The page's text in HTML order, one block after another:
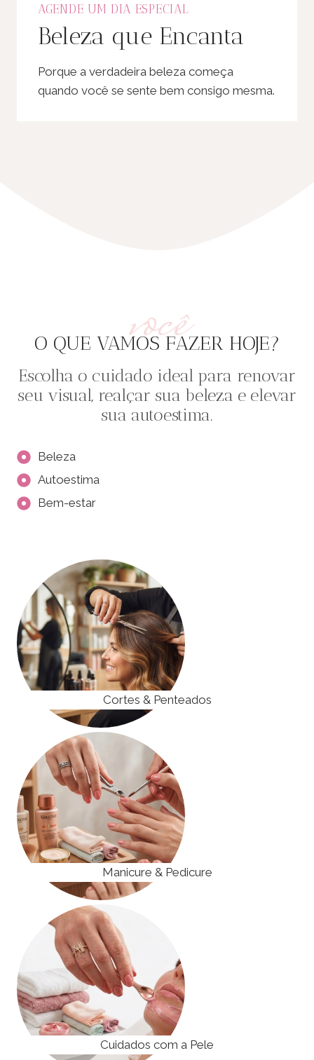
AGENDE UM DIA ESPECIAL
Beleza que Encanta
Porque a verdadeira beleza começa
quando você se sente bem consigo mesma.
você
O QUE VAMOS FAZER HOJE?
Escolha o cuidado ideal para renovar
seu visual, realçar sua beleza e elevar
sua autoestima.
Beleza
Autoestima
Bem-estar
Cortes & Penteados
Manicure & Pedicure
Cuidados com a Pele